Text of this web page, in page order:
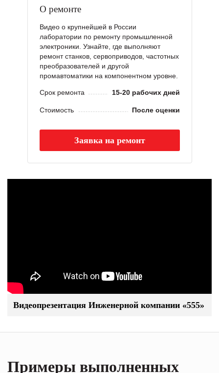
О ремонте
Видео о крупнейшей в России
лаборатории по ремонту промышленной
электроники. Узнайте, где выполняют
ремонт станков, сервоприводов, частотных
преобразователей и другой
промавтоматики на компонентном уровне.
Срок ремонта 15-20 рабочих дней
Стоимость После оценки
Заявка на ремонт
Видеопрезентация Инженерной компании «555»
Примеры выполненных